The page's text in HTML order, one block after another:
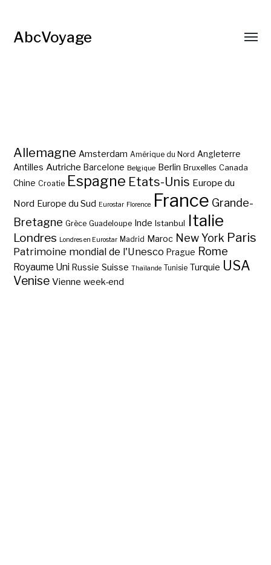
AbcVoyage
Allemagne Amsterdam Amérique du Nord Angleterre
Antilles Autriche Barcelone Belgique Berlin Bruxelles Canada
Chine Croatie Espagne Etats-Unis Europe du
Nord Europe du Sud Eurostar Florence France Grande-
Bretagne Grèce Guadeloupe Inde Istanbul Italie
Londres Londres en Eurostar Madrid Maroc New York Paris
Patrimoine mondial de l'Unesco Prague Rome
Royaume Uni Russie Suisse Thaïlande Tunisie Turquie USA
Venise Vienne week-end